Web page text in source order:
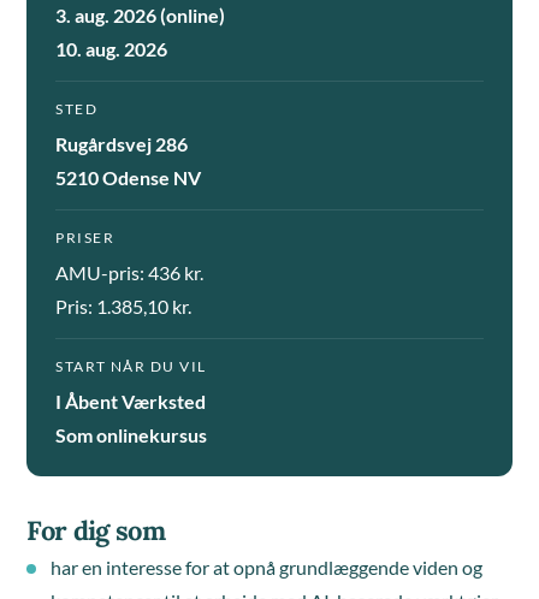
3. aug. 2026 (online)
10. aug. 2026
STED
Rugårdsvej 286
5210 Odense NV
PRISER
AMU-pris: 436 kr.
Pris: 1.385,10 kr.
START NÅR DU VIL
I Åbent Værksted
Som onlinekursus
For dig som
har en interesse for at opnå grundlæggende viden og